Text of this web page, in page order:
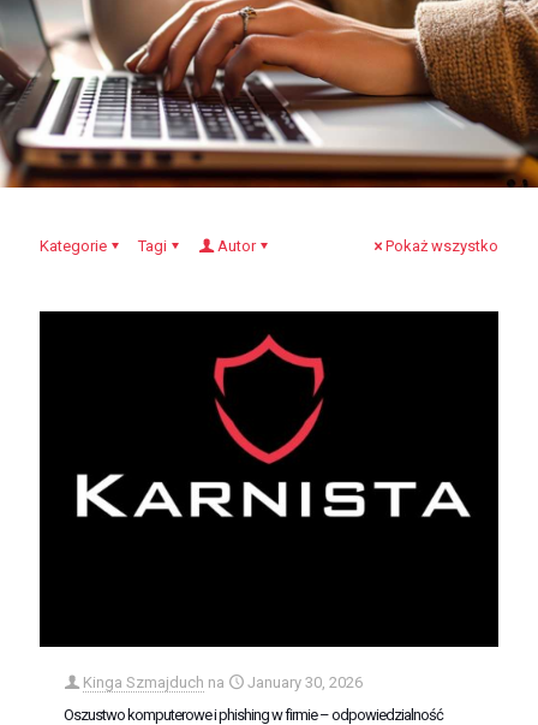
Kategorie Tagi Autor Pokaż wszystko
Kinga Szmajduch na
January 30, 2026
Oszustwo komputerowe i phishing w firmie – odpowiedzialność